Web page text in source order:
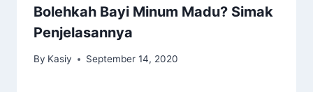
Bolehkah Bayi Minum Madu? Simak
Penjelasannya
By Kasiy September 14, 2020